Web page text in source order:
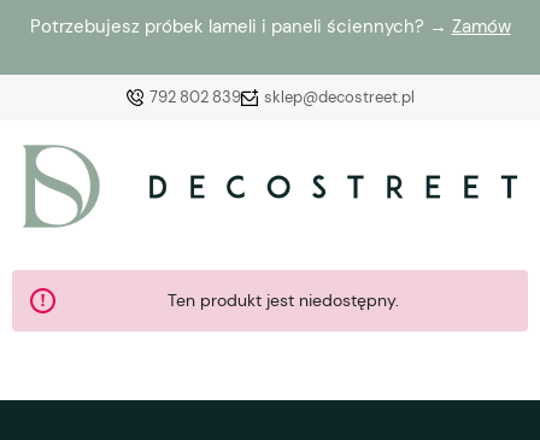
Potrzebujesz próbek lameli i paneli ściennych? → Zamów
792 802 839 sklep@decostreet.pl
Ten produkt jest niedostępny.